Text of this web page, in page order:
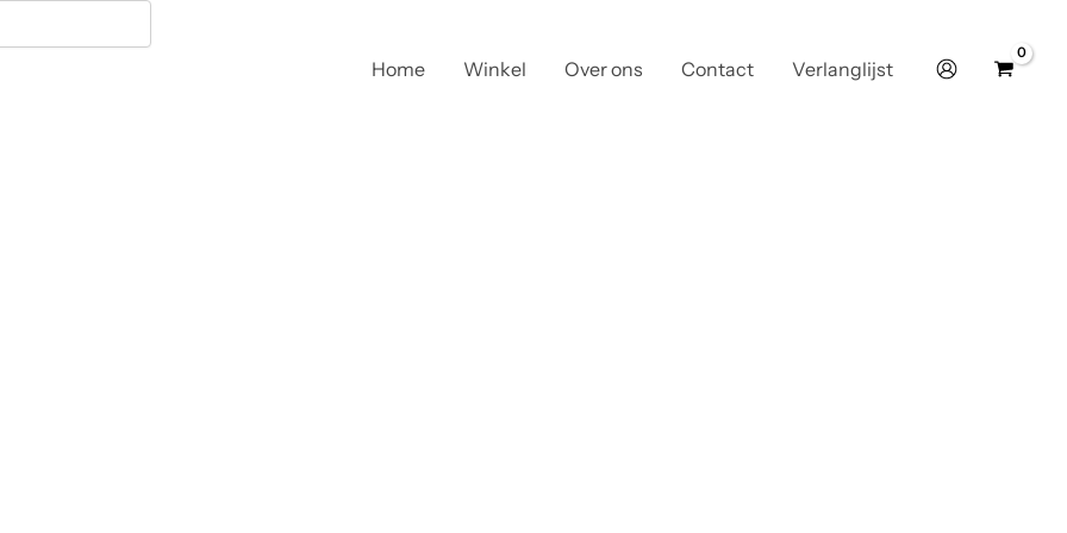
Home Winkel Over ons Contact Verlanglijst